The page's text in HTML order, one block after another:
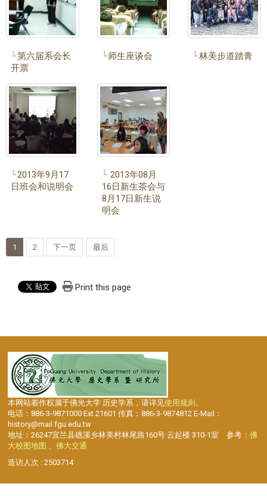
第六届系会长
开票
师生座谈会 林美步道踏青
2013年9月17
日班会和说明会
2013年08月
16日新生茶会与
8月17日新生说
明会
1 2 下一页 最后
Print this page
本网站着作权属于佛光大学 历史学系，请详见使用规则 。
电话：886-3-9871000 Ext.21601 传真：886-3-9874812 E-Mail：
history@mail.fgu.edu.tw
地址：26247宜兰县礁溪乡林美村林尾路160号 云起楼 310-1室 参考： 佛
大校图地图 、佛大交通
造访人次 : 2503714